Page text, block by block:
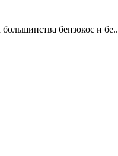
бензокос и бе..